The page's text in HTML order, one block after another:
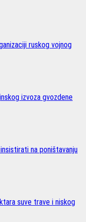
ruskog vojnog
izvoza gvozdene
na poništavanju
suve trave i niskog